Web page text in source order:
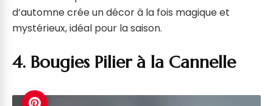
d’automne crée un décor à la fois magique et
mystérieux, idéal pour la saison.
4. Bougies Pilier à la Cannelle